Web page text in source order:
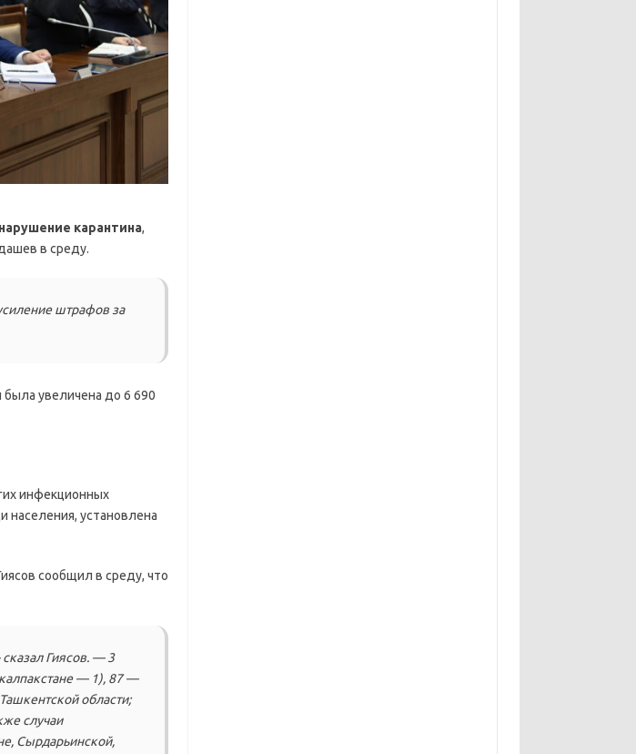
карантина,
в среду.
штрафов за
увеличена до 6 690
инфекционных
населения, установлена
сообщил в среду, что
Гиясов. — 3
— 1), 87 —
области;
случаи
Сырдарьинской,